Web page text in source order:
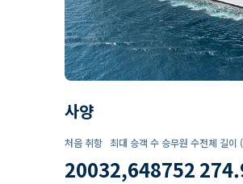
사양
처음 취항
2003
최대 승객 수
2,648
승무원 수
752
전체 길이